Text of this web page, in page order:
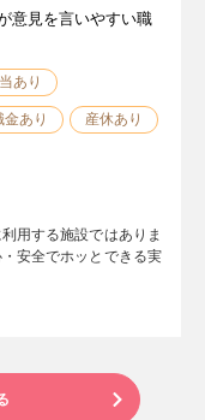
意見を言いやすい職
あり
金あり 産休あり
用する施設ではありま
安全でホッとできる実